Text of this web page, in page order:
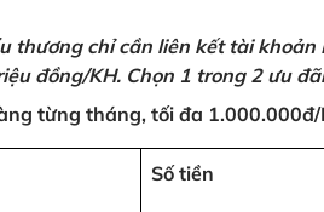
thương chỉ cần liên kết tài
đồng/KH. Chọn 1 trong 2 ưu
từng tháng, tối đa 1.000.000đ/
Số tiền